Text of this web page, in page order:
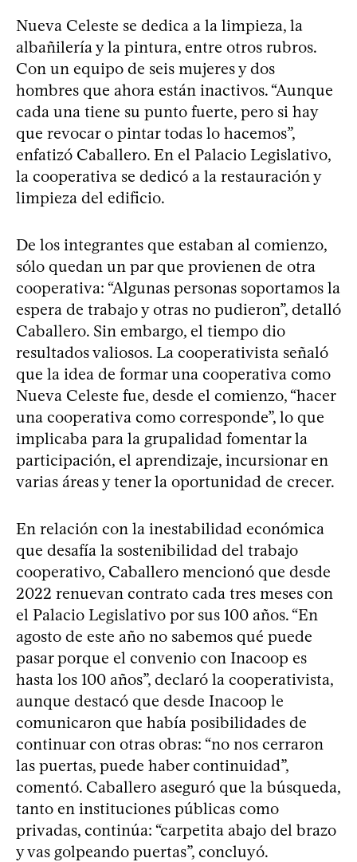
Nueva Celeste se dedica a la limpieza, la
albañilería y la pintura, entre otros rubros.
Con un equipo de seis mujeres y dos
hombres que ahora están inactivos. “Aunque
cada una tiene su punto fuerte, pero si hay
que revocar o pintar todas lo hacemos”,
enfatizó Caballero. En el Palacio Legislativo,
la cooperativa se dedicó a la restauración y
limpieza del edificio.
De los integrantes que estaban al comienzo,
sólo quedan un par que provienen de otra
cooperativa: “Algunas personas soportamos la
espera de trabajo y otras no pudieron”, detalló
Caballero. Sin embargo, el tiempo dio
resultados valiosos. La cooperativista señaló
que la idea de formar una cooperativa como
Nueva Celeste fue, desde el comienzo, “hacer
una cooperativa como corresponde”, lo que
implicaba para la grupalidad fomentar la
participación, el aprendizaje, incursionar en
varias áreas y tener la oportunidad de crecer.
En relación con la inestabilidad económica
que desafía la sostenibilidad del trabajo
cooperativo, Caballero mencionó que desde
2022 renuevan contrato cada tres meses con
el Palacio Legislativo por sus 100 años. “En
agosto de este año no sabemos qué puede
pasar porque el convenio con Inacoop es
hasta los 100 años”, declaró la cooperativista,
aunque destacó que desde Inacoop le
comunicaron que había posibilidades de
continuar con otras obras: “no nos cerraron
las puertas, puede haber continuidad”,
comentó. Caballero aseguró que la búsqueda,
tanto en instituciones públicas como
privadas, continúa: “carpetita abajo del brazo
y vas golpeando puertas”, concluyó.